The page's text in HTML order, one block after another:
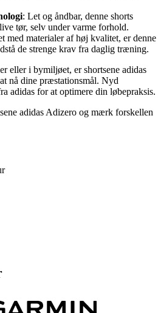
: Let og åndbar, denne shorts
tør, selv under varme forhold.
med materialer af høj kvalitet, er denne
de strenge krav fra daglig træning.
eller i bymiljøet, er shortsene adidas
nå dine præstationsmål. Nyd
adidas for at optimere din løbepraksis.
adidas Adizero og mærk forskellen